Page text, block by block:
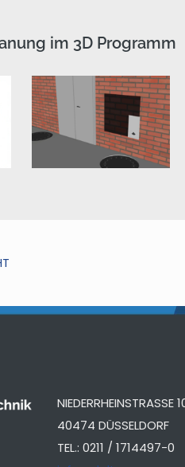
im 3D Programm
NIEDERRHEINSTRASSE
40474 DÜSSELDORF
TEL.: 0211 / 1714497-0